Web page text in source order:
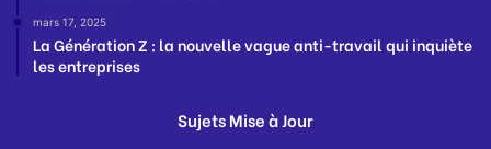
mars 17, 2025
La Génération Z : la nouvelle vague anti-travail qui inquiète
les entreprises
Sujets Mise à Jour